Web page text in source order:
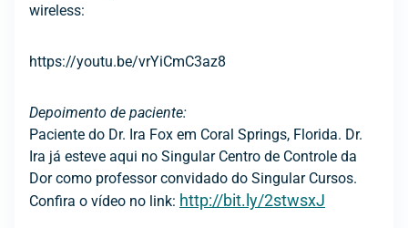
wireless:
https://youtu.be/vrYiCmC3az8
Depoimento de paciente:
Paciente do Dr. Ira Fox em Coral Springs, Florida. Dr.
Ira já esteve aqui no Singular Centro de Controle da
Dor como professor convidado do Singular Cursos.
Confira o vídeo no link: http://bit.ly/2stwsxJ